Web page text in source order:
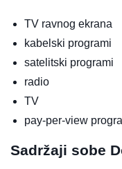
TV ravnog ekrana
kabelski programi
satelitski programi
radio
TV
pay-per-view
Sadržaji sobe